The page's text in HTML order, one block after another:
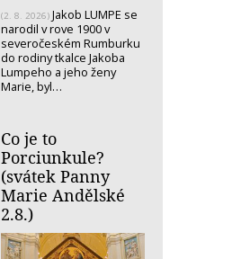
(2. 8. 2026) Jakob LUMPE se
narodil v rove 1900 v
severočeském Rumburku
do rodiny tkalce Jakoba
Lumpeho a jeho ženy
Marie, byl…
Co je to
Porciunkule?
(svátek Panny
Marie Andělské
2.8.)